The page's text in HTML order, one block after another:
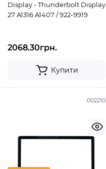
Display - Thunderbolt Display
27 A1316 A1407 / 922-9919
2068.30грн.
Купити
002210